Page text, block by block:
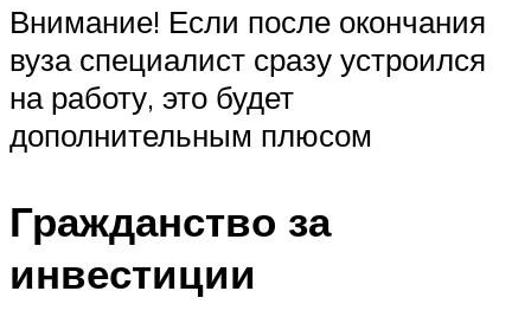
Внимание! Если после окончания
вуза специалист сразу устроился
на работу, это будет
дополнительным плюсом
Гражданство за
инвестиции